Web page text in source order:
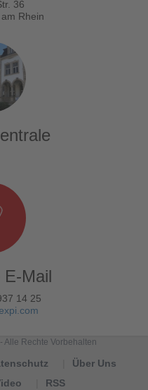
36
Rhein
E-Mail
14 25
Alle Rechte Vorbehalten
Über Uns
RSS